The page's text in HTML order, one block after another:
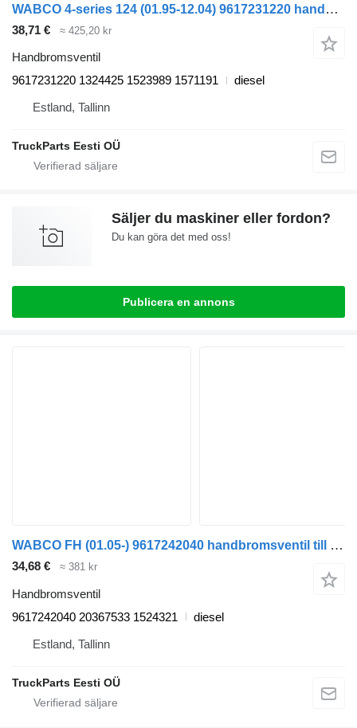
WABCO 4-series 124 (01.95-12.04) 9617231220 handbromsventil till Scania 4-series (1995-2006) dragbil
38,71 € ≈ 425,20 kr
Handbromsventil
9617231220 1324425 1523989 1571191
diesel
Estland, Tallinn
TruckParts Eesti OÜ
Säljer du maskiner eller fordon?
Du kan göra det med oss!
Publicera en annons
WABCO FH (01.05-) 9617242040 handbromsventil till Volvo FH12, FH16, NH12, FH, VNL780 (1993-2014) dragbil
34,68 € ≈ 381 kr
Handbromsventil
9617242040 20367533 1524321
diesel
Estland, Tallinn
TruckParts Eesti OÜ